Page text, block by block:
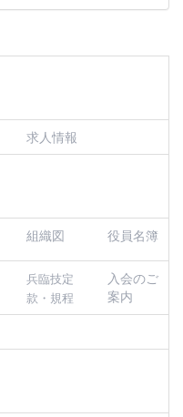
求人情報
組織図 役員名簿
兵臨技定
款・規程
入会のご
案内